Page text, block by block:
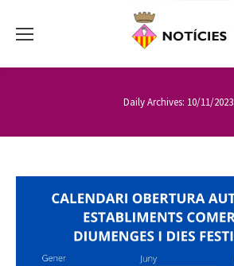
Daily Archives: 10/11/2023